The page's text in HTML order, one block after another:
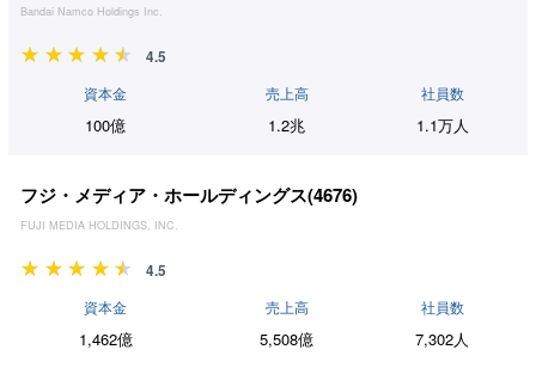
Bandai Namco Holdings Inc.
4.5
資本金
100億
売上高
1.2兆
社員数
1.1万人
フジ・メディア・ホールディングス(4676)
FUJI MEDIA HOLDINGS, INC.
4.5
資本金
1,462億
売上高
5,508億
社員数
7,302人